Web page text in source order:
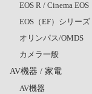
EOS R / Cinema EOS
EOS（EF）シリーズ
オリンパス/OMDS
カメラ一般
AV機器 / 家電
AV機器